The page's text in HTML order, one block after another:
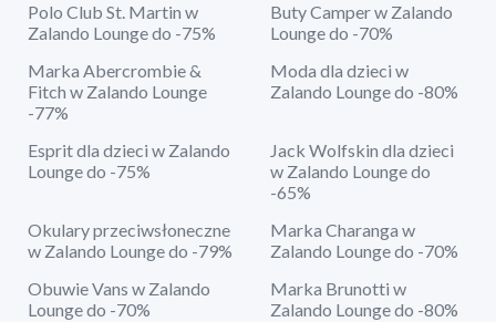
Polo Club St. Martin w
Zalando Lounge do -75%
Buty Camper w Zalando
Lounge do -70%
Marka Abercrombie &
Fitch w Zalando Lounge
-77%
Moda dla dzieci w
Zalando Lounge do -80%
Esprit dla dzieci w Zalando
Lounge do -75%
Jack Wolfskin dla dzieci
w Zalando Lounge do
-65%
Okulary przeciwsłoneczne
w Zalando Lounge do -79%
Marka Charanga w
Zalando Lounge do -70%
Obuwie Vans w Zalando
Lounge do -70%
Marka Brunotti w
Zalando Lounge do -80%